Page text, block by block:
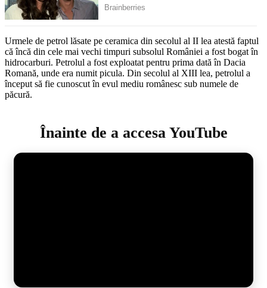
Urmele de petrol lăsate pe ceramica din secolul al II lea atestă faptul
că încă din cele mai vechi timpuri subsolul României a fost bogat în
hidrocarburi. Petrolul a fost exploatat pentru prima dată în Dacia
Romană, unde era numit picula. Din secolul al XIII lea, petrolul a
început să fie cunoscut în evul mediu românesc sub numele de
păcură.
Înainte de a accesa YouTube